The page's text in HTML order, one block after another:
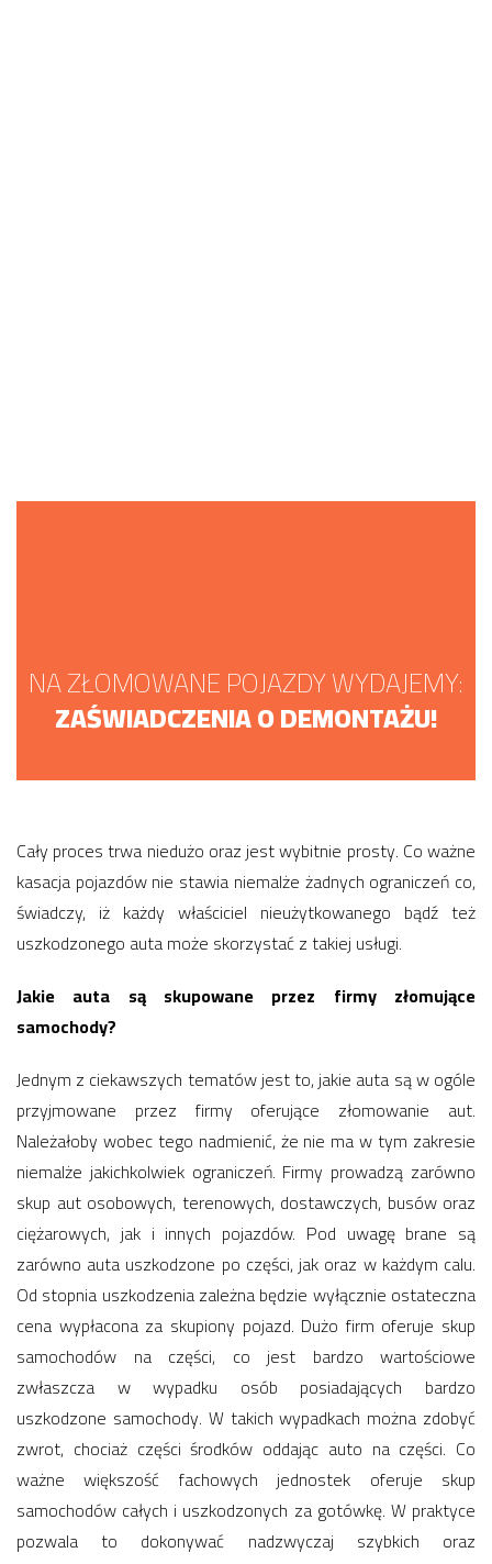
NA ZŁOMOWANE POJAZDY WYDAJEMY:
ZAŚWIADCZENIA O DEMONTAŻU!
Cały proces trwa niedużo oraz jest wybitnie prosty. Co ważne
kasacja pojazdów nie stawia niemalże żadnych ograniczeń co,
świadczy, iż każdy właściciel nieużytkowanego bądź też
uszkodzonego auta może skorzystać z takiej usługi.
Jakie auta są skupowane przez firmy złomujące
samochody?
Jednym z ciekawszych tematów jest to, jakie auta są w ogóle
przyjmowane przez firmy oferujące złomowanie aut.
Należałoby wobec tego nadmienić, że nie ma w tym zakresie
niemalże jakichkolwiek ograniczeń. Firmy prowadzą zarówno
skup aut osobowych, terenowych, dostawczych, busów oraz
ciężarowych, jak i innych pojazdów. Pod uwagę brane są
zarówno auta uszkodzone po części, jak oraz w każdym calu.
Od stopnia uszkodzenia zależna będzie wyłącznie ostateczna
cena wypłacona za skupiony pojazd. Dużo firm oferuje skup
samochodów na części, co jest bardzo wartościowe
zwłaszcza w wypadku osób posiadających bardzo
uszkodzone samochody. W takich wypadkach można zdobyć
zwrot, chociaż części środków oddając auto na części. Co
ważne większość fachowych jednostek oferuje skup
samochodów całych i uszkodzonych za gotówkę. W praktyce
pozwala to dokonywać nadzwyczaj szybkich oraz